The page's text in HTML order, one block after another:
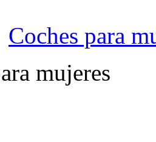
Coches para
mujeres